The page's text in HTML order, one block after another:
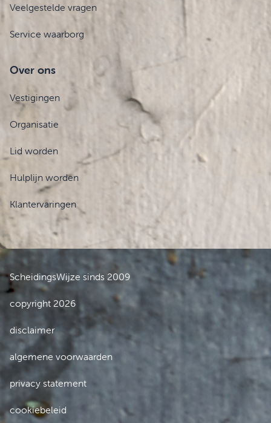
Veelgestelde vragen
Service waarborg
Over ons
Vestigingen
Organisatie
Lid worden
Hulplijn worden
Klantervaringen
ScheidingsWijze sinds 2009
copyright 2026
disclaimer
algemene voorwaarden
privacy statement
cookiebeleid